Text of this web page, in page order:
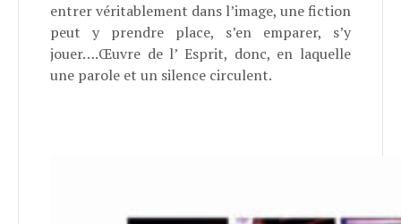
entrer véritablement dans l’image, une fiction
peut y prendre place, s’en emparer, s’y
jouer….Œuvre de l’ Esprit, donc, en laquelle
une parole et un silence circulent.